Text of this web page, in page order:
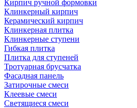
Кирпич ручной формовки
Клинкерный кирпич
Керамический кирпич
Клинкерная плитка
Клинкерные ступени
Гибкая плитка
Плитка для ступеней
Тротуарная брусчатка
Фасадная панель
Затирочные смеси
Клеевые смеси
Светящиеся смеси